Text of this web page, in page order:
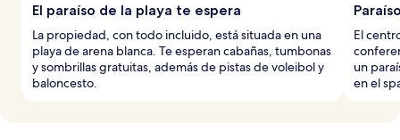
El paraíso de la playa te espera
La propiedad, con todo incluido, está situada en una
playa de arena blanca. Te esperan cabañas, tumbonas
y sombrillas gratuitas, además de pistas de voleibol y
baloncesto.
El
un
en el